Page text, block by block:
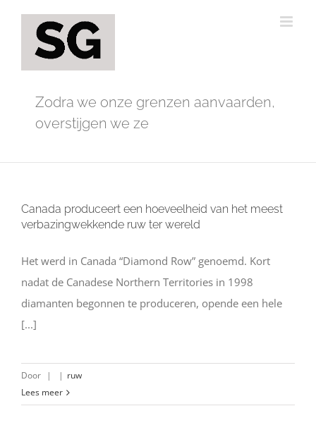
Zodra we onze grenzen aanvaarden,
overstijgen we ze
Canada produceert een hoeveelheid van het meest
verbazingwekkende ruw ter wereld
Het werd in Canada “Diamond Row” genoemd. Kort
nadat de Canadese Northern Territories in 1998
diamanten begonnen te produceren, opende een hele
[...]
Door | | ruw
Lees meer